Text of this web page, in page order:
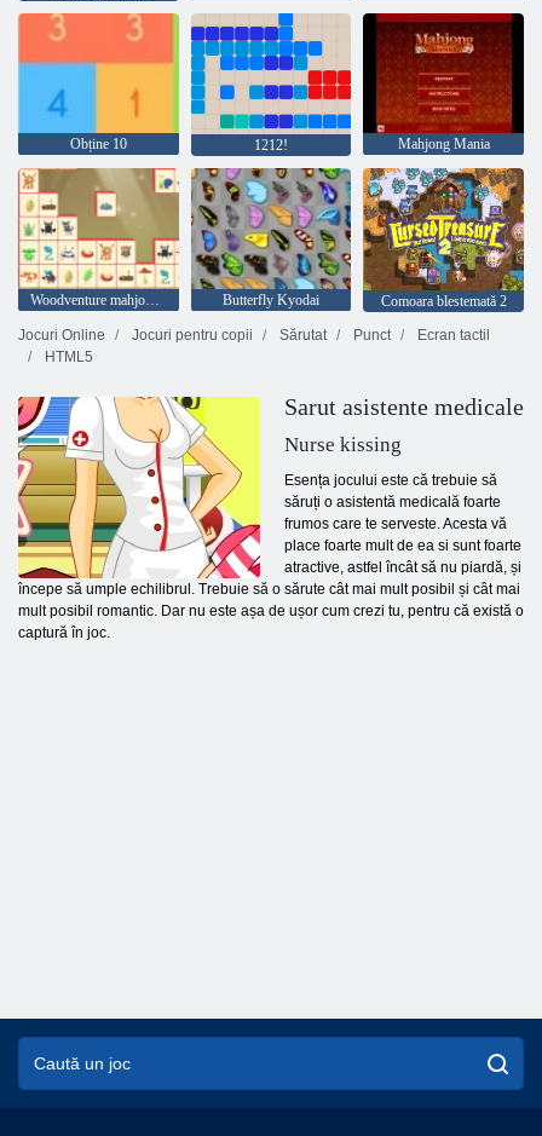
Obține 10 1212! Mahjong Mania
Woodventure mahjong conecta Butterfly Kyodai
Comoara blestemată 2
Jocuri Online
Jocuri pentru copii Sărutat Punct
Ecran tactil
HTML5
Sarut asistente medicale
Nurse kissing
Esența jocului este că trebuie să
săruți o asistentă medicală foarte
frumos care te serveste. Acesta vă
place foarte mult de ea si sunt foarte
atractive, astfel încât să nu piardă, și
începe să umple echilibrul. Trebuie să o sărute cât mai mult posibil și cât mai
mult posibil romantic. Dar nu este așa de ușor cum crezi tu, pentru că există o
captură în joc.